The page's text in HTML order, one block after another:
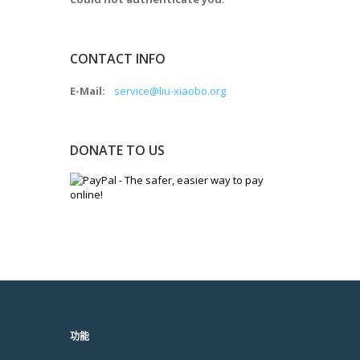
CONTACT INFO
E-Mail: service@liu-xiaobo.org
DONATE TO US
功能